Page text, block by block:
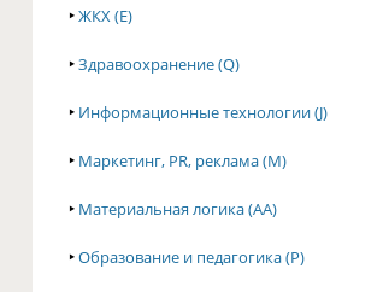
‣ЖКХ (E)
‣Здравоохранение (Q)
‣ Информационные технологии (J)
‣ Маркетинг, PR, реклама (M)
‣ Материальная логика (AA)
‣Образование и педагогика (P)